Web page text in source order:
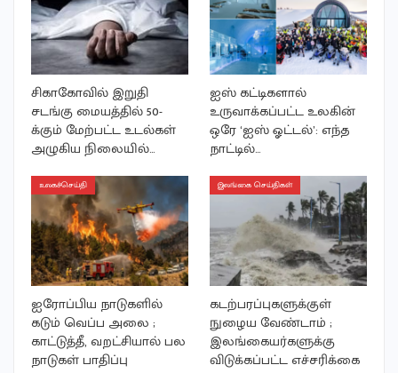
சிகாகோவில் இறுதி
சடங்கு மையத்தில் 50-
க்கும் மேற்பட்ட உடல்கள்
அழுகிய நிலையில்…
ஐஸ் கட்டிகளால்
உருவாக்கப்பட்ட உலகின்
ஒரே ‘ஐஸ் ஓட்டல்’: எந்த
நாட்டில்…
உலகச்செய்தி
ஐரோப்பிய நாடுகளில்
கடும் வெப்ப அலை ;
காட்டுத்தீ, வறட்சியால் பல
நாடுகள் பாதிப்பு
இலங்கை செய்திகள்
கடற்பரப்புகளுக்குள்
நுழைய வேண்டாம் ;
இலங்கையர்களுக்கு
விடுக்கப்பட்ட எச்சரிக்கை